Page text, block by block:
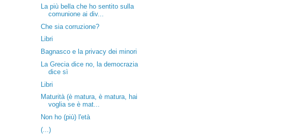
La più bella che ho sentito sulla
comunione ai div...
Che sia corruzione?
Libri
Bagnasco e la privacy dei minori
La Grecia dice no, la democrazia
dice sì
Libri
Maturità (è matura, è matura, hai
voglia se è mat...
Non ho (più) l'età
(...)